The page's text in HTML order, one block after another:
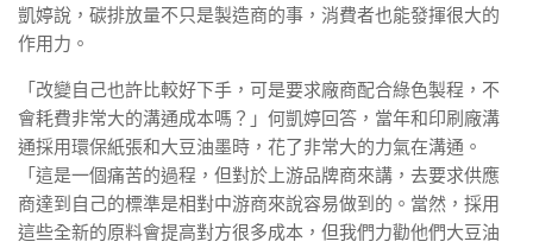
凱婷說，碳排放量不只是製造商的事，消費者也能發揮很大的
作用力。
「改變自己也許比較好下手，可是要求廠商配合綠色製程，不
會耗費非常大的溝通成本嗎？」何凱婷回答，當年和印刷廠溝
通採用環保紙張和大豆油墨時，花了非常大的力氣在溝通。
「這是一個痛苦的過程，但對於上游品牌商來講，去要求供應
商達到自己的標準是相對中游商來說容易做到的。當然，採用
這些全新的原料會提高對方很多成本，但我們力勸他們大豆油